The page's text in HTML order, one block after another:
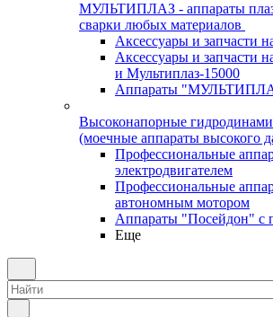
МУЛЬТИПЛАЗ - аппараты
сварки любых материалов
Аксессуары и запчасти
Аксессуары и запчасти
и Мультиплаз-15000
Аппараты
Высоконапорные
(моечные аппараты высокого
Профессиональные
электродвигателем
Профессиональные
автономным мотором
Аппараты "Посейдон" с
Еще